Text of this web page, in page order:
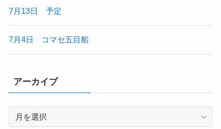
7月13日 予定
7月4日 コマセ五目船
アーカイブ